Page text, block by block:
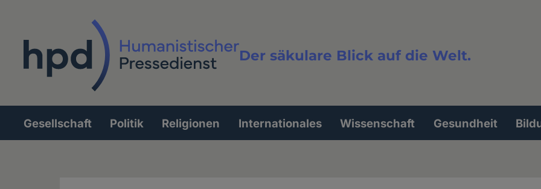
Der säkulare Blick auf die Welt.
Volltextsuche
Hauptnavigation
Gesellschaft Politik Religionen Internationales Wissenschaft Gesundheit